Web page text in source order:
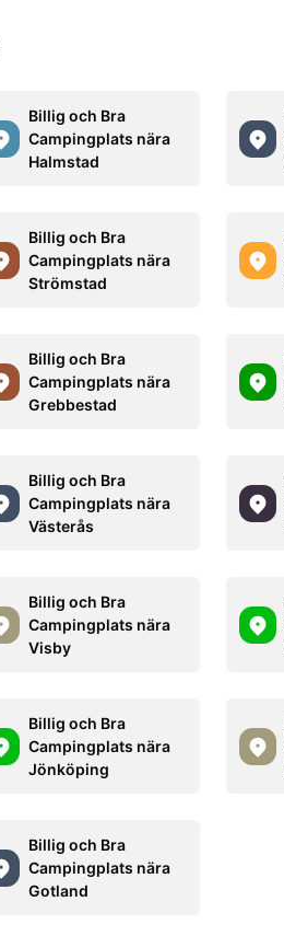
Billig och Bra
Campingplats nära
Halmstad
Billig och Bra
Campingplats nära
Strömstad
Billig och Bra
Campingplats nära
Grebbestad
Billig och Bra
Campingplats nära
Västerås
Billig och Bra
Campingplats nära
Visby
Billig och Bra
Campingplats nära
Jönköping
Billig och Bra
Campingplats nära
Gotland